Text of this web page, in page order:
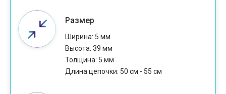
Размер
Ширина: 5 мм
Высота: 39 мм
Толщина: 5 мм
Длина цепочки: 50 см - 55 см